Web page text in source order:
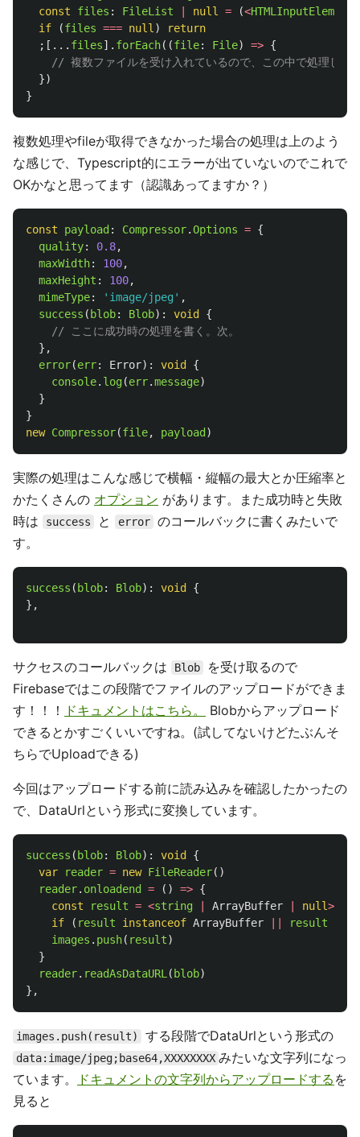
const
files : FileList null = (<HTMLInputElement
if
(files === null )
return
;[... files]. forEach((file: File) => {
// 複数ファイルを受け入れているので、この中で処理して
})
}
複数処理やfileが取得できなかった場合の処理は上のよう
な感じで、Typescript的にエラーが出ていないのでこれで
OKかなと思ってます（認識あってますか？）
const payload : Compressor.Options = {
quality: 0.8,
maxWidth: 100,
maxHeight : 100,
mimeType: ' image/jpeg ' ,
success ( blob: Blob): void
{
// ここに成功時の処理を書く。次。
},
error(err: Error): void
{
console. log(err.message)
}
}
new Compressor(file, payload )
実際の処理はこんな感じで横幅・縦幅の最大とか圧縮率と
かたくさんの オプション があります。また成功時と失敗
時は
success と error のコールバックに書くみたいで
す。
success ( blob: Blob): void
{
},
サクセスのコールバックは Blob
を受け取るので
Firebaseではこの段階でファイルのアップロードができま
す！！！ ドキュメントはこちら。
Blobからアップロード
できるとかすごくいいですね。(試してないけどたぶんそ
ちらでUploadできる)
今回はアップロードする前に読み込みを確認したかったの
で、DataUrlという形式に変換しています。
success ( blob: Blob): void
{
var
reader = new FileReader()
reader. onloadend = () => {
const
result = <string ArrayBuffer null>
if
( result instanceof ArrayBuffer result
images . push( result)
}
reader. readAsDataURL ( blob)
},
images.push(result) する段階でDataUrlという形式の
data:image/jpeg;base64,XXXXXXXX みたいな文字列になっ
ています。
ドキュメントの文字列からアップロードする を
見ると